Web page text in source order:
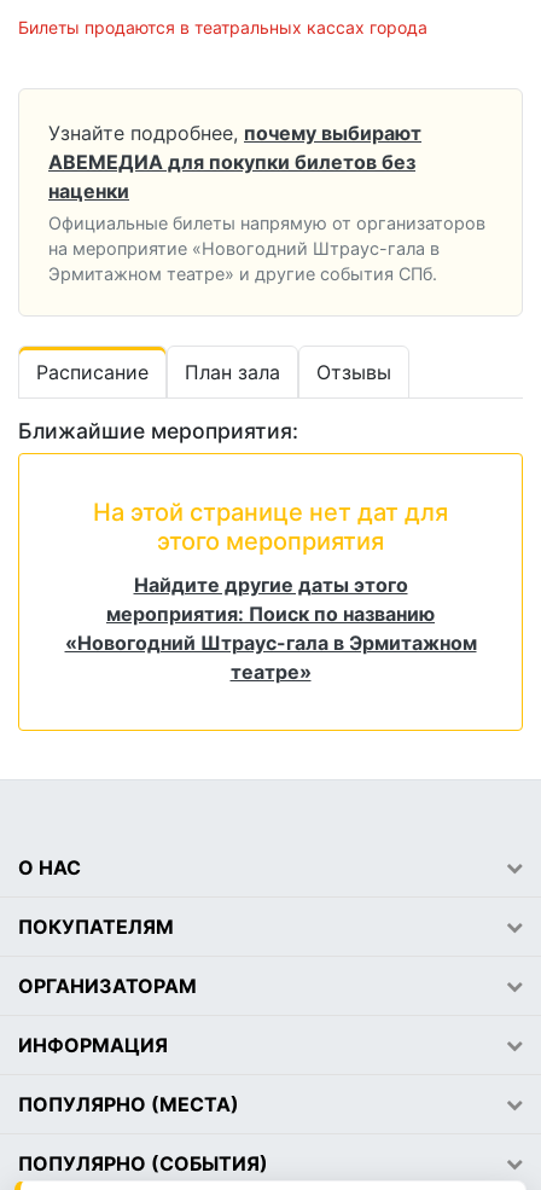
Билеты продаются в театральных кассах города
Узнайте подробнее, почему выбирают
АВЕМЕДИА для покупки билетов без
наценки
Официальные билеты напрямую от организаторов
на мероприятие «Новогодний Штраус-гала в
Эрмитажном театре» и другие события СПб.
Расписание План зала Отзывы
Ближайшие мероприятия:
На этой странице нет дат для
этого мероприятия
Найдите другие даты этого
мероприятия: Поиск по названию
«Новогодний Штраус-гала в Эрмитажном
театре»
О НАС
ПОКУПАТЕЛЯМ
ОРГАНИЗАТОРАМ
ИНФОРМАЦИЯ
ПОПУЛЯРНО (МЕСТА)
ПОПУЛЯРНО (СОБЫТИЯ)